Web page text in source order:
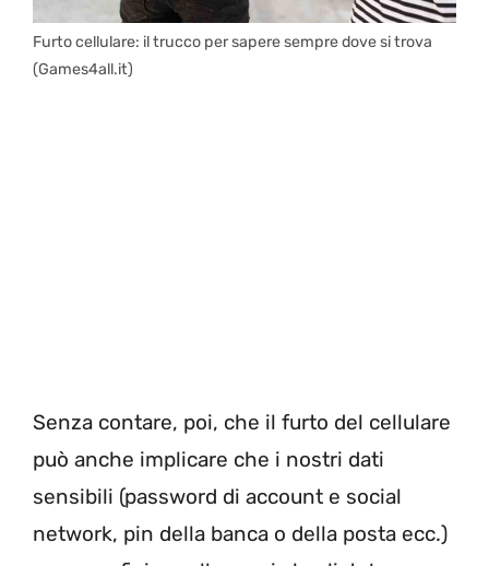
Furto cellulare: il trucco per sapere sempre dove si trova
(Games4all.it)
Senza contare, poi, che il furto del cellulare
può anche implicare che i nostri dati
sensibili (password di account e social
network, pin della banca o della posta ecc.)